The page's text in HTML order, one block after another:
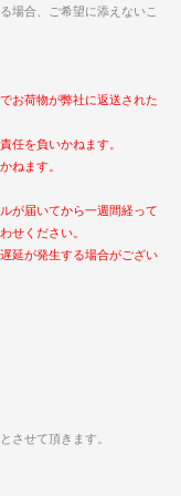
場合、ご希望に添えないこ
お荷物が弊社に返送された
任を負いかねます。
ねます。
が届いてから一週間経って
せください。
延が発生する場合がござい
させて頂きます。